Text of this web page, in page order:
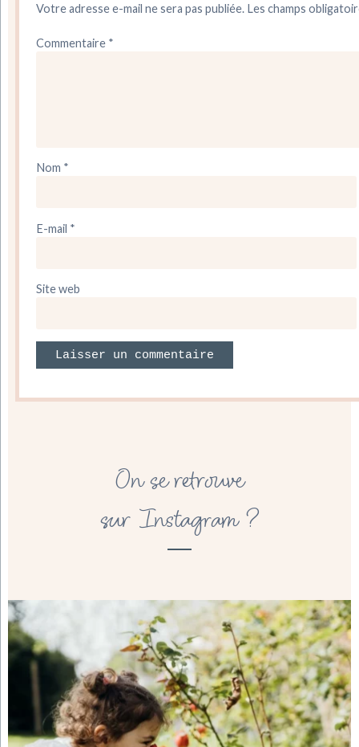
Votre adresse e-mail ne sera pas publiée. Les champs
Commentaire *
Nom *
E-mail *
Site web
On se retrouve
sur Instagram ?